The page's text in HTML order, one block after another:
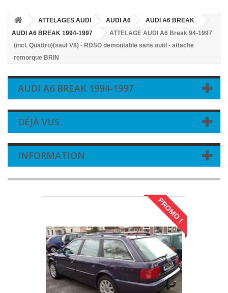
ATTELAGES AUDI AUDI A6
AUDI A6 BREAK
AUDI A6 BREAK 1994-1997
ATTELAGE AUDI A6 Break 94-1997
(incl. Quattro)(sauf V8) - RDSO demontable sans outil - attache
remorque BRIN
AUDI A6 BREAK 1994-1997
DÉJÀ VUS
INFORMATION
PROMO !